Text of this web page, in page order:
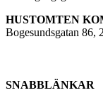
HUSTOMTEN
Bogesundsgatan 86,
SNABBLÄNKAR